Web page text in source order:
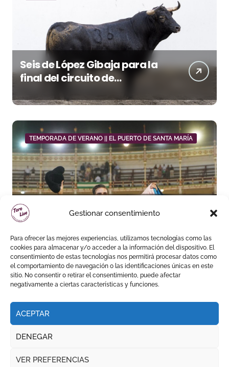
Gestionar consentimiento
Para ofrecer las mejores experiencias, utilizamos tecnologías como las
cookies para almacenar y/o acceder a la información del dispositivo. El
consentimiento de estas tecnologías nos permitirá procesar datos como
el comportamiento de navegación o las identificaciones únicas en este
sitio. No consentir o retirar el consentimiento, puede afectar
negativamente a ciertas características y funciones.
ACEPTAR
DENEGAR
VER PREFERENCIAS
Seis de López Gibaja para la
final del circuito de
Málaga
TEMPORADA DE VERANO || EL PUERTO DE SANTA MARÍA
Daniel Crespo reivindica su
sitio con una gran faena y dos
orejas